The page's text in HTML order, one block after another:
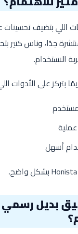
اللي بتضيف
جدًا، وناس كتير
الاستخدام.
بتركز على الأدوات
أسهل
بديل رسمي